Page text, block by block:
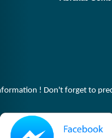
! Don't forget to